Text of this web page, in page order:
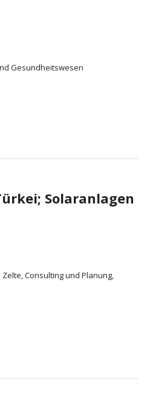
Gesundheitswesen
Solaranlagen
Consulting und Planung,